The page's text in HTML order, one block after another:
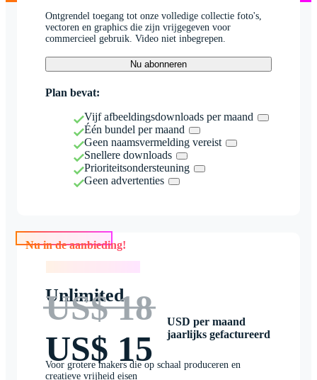
Ontgrendel toegang tot onze volledige collectie foto's,
vectoren en graphics die zijn vrijgegeven voor
commercieel gebruik. Video niet inbegrepen.
Nu abonneren
Plan bevat:
Vijf afbeeldingsdownloads per maand
Één bundel per maand
Geen naamsvermelding vereist
Snellere downloads
Prioriteitsondersteuning
Geen advertenties
Nu in de aanbieding!
Unlimited
US$ 18
US$ 15
USD per maand
jaarlijks gefactureerd
Voor grotere makers die op schaal produceren en
creatieve vrijheid eisen